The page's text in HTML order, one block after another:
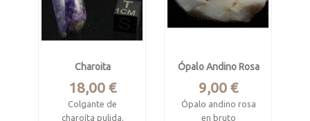
Charoita
Precio
18,00 €
Colgante de
charoíta pulida.
Ópalo Andino Rosa
Precio
9,00 €
Ópalo andino rosa
en bruto